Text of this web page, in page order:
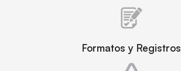
Formatos y Registros